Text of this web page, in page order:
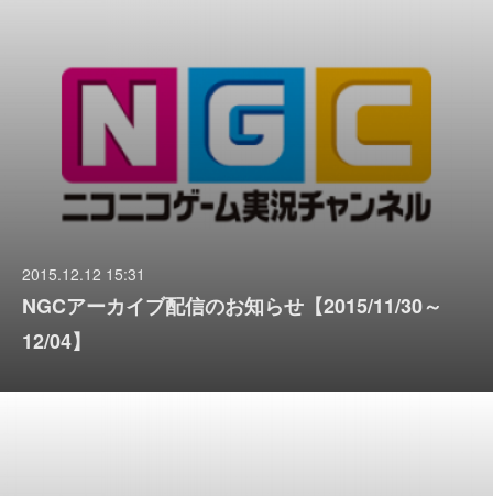
2015.12.12 15:31
NGCアーカイブ配信のお知らせ【2015/11/30～
12/04】